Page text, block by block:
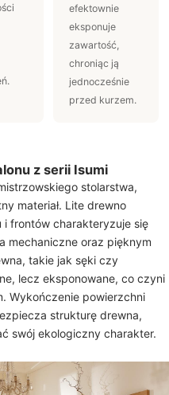
efektownie
eksponuje
zawartość,
chroniąc ją
jednocześnie
przed kurzem.
z serii Isumi
stolarstwa,
materiał. Lite drewno
frontów charakteryzuje się
mechaniczne oraz pięknym
takie jak sęki czy
lecz eksponowane, co czyni
Wykończenie powierzchni
strukturę drewna,
swój ekologiczny charakter.